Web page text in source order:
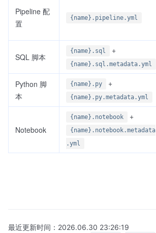
Pipeline 配
置
{name}.pipeline.yml
SQL 脚本
{name}.sql +
{name}.sql.metadata.yml
Python 脚
本
{name}.py +
{name}.py.metadata.yml
Notebook
{name}.notebook +
{name}.notebook.metadata
.yml
最近更新时间： 2026.06.30 23:26:19